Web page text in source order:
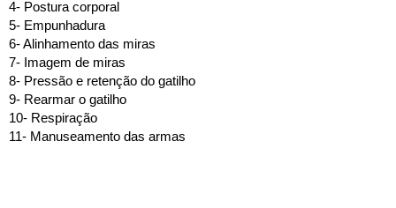
4- Postura corporal
5- Empunhadura
6- Alinhamento das miras
7- Imagem de miras
8- Pressão e retenção do gatilho
9- Rearmar o gatilho
10- Respiração
11- Manuseamento das armas